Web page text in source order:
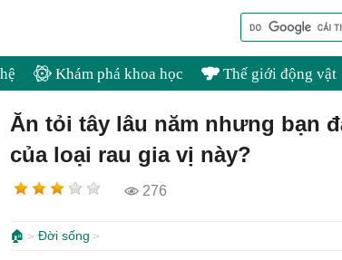
Khám phá khoa học Thế giới động vật
Ăn tỏi tây lâu năm nhưng bạn
của loại rau gia vị này?
276
🏠 Đời sống